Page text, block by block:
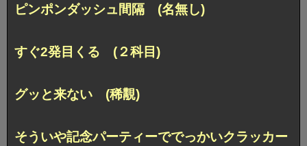
ピンポンダッシュ間隔 (名無し)
すぐ2発目くる (２科目)
グッと来ない (稀覯)
そういや記念パーティーででっかいクラッカー